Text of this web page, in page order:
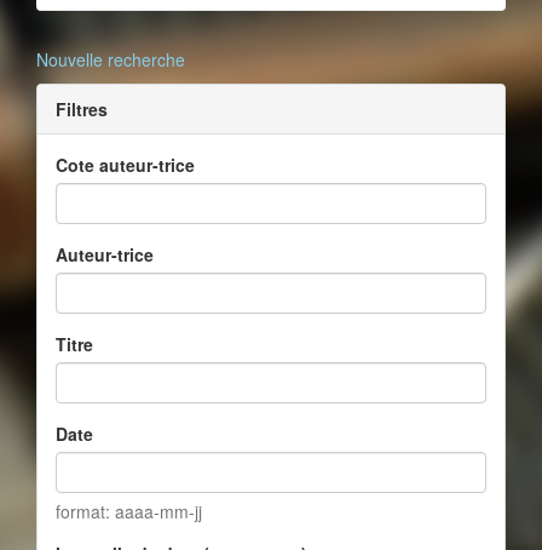
Nouvelle recherche
Filtres
Cote auteur-trice
Auteur-trice
Titre
Date
format: aaaa-mm-jj